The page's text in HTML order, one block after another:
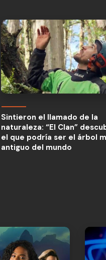
naturaleza: “El Clan”
el que podría ser el árbol
antiguo del mundo
Sintieron el llamado de la
naturaleza: “El Clan”
el que podría ser el árbol
antiguo del mundo